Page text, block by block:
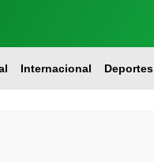
Internacional Deportes